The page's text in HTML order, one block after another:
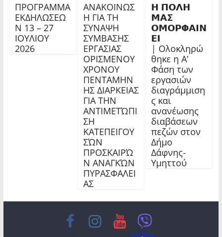
ΠΡΟΓΡΑΜΜΑ
ΕΚΔΗΛΩΣΕΩ
Ν 13 – 27
ΙΟΥΛΙΟΥ
2026
ΑΝΑΚΟΙΝΩΣ
Η ΓΙΑ ΤΗ
ΣΥΝΑΨΗ
ΣΥΜΒΑΣΗΣ
ΕΡΓΑΣΙΑΣ
ΟΡΙΣΜΕΝΟΥ
ΧΡΟΝΟΥ
ΠΕΝΤΑΜΗΝ
ΗΣ ΔΙΑΡΚΕΙΑΣ
ΓΙΑ ΤΗΝ
ΑΝΤΙΜΕΤΏΠΙ
ΣΗ
ΚΑΤΕΠΕΙΓΟΥ
ΣΏΝ
ΠΡΟΣΚΑΙΡΏ
Ν ΑΝΑΓΚΏΝ
ΠΥΡΑΣΦΑΛΕΙ
ΑΣ
𝝜 𝝥𝝤𝝠𝝜
𝝡𝝖𝝨
𝝤𝝡𝝤𝝦𝝫𝝖𝝞𝝢
𝝚𝝞
| Ολοκληρώ
θηκε η Α’
Φάση των
εργασιών
διαγράμμιση
ς και
ανανέωσης
διαβάσεων
πεζών στον
Δήμο
Δάφνης-
Υμηττού